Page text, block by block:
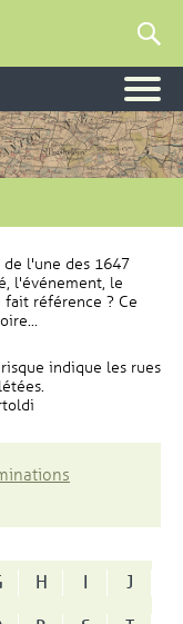
l'une des 1647
l'événement, le
référence ? Ce
indique les rues
H I
J